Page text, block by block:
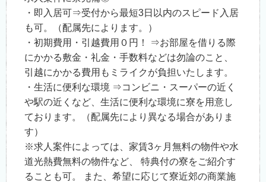
・即入居可⇒受付から最短3日以内のスピード入居
も可。（配属先によります。）
・初期費用・引越費用０円！ ⇒お部屋を借りる際
にかかる敷金・礼金・手数料などは勿論のこと、
引越にかかる費用もミライクが負担いたします。
・生活に便利な環境 ⇒コンビニ・スーパーの近く
や駅の近くなど、生活に便利な環境に寮を用意し
ております。（配属先により異なる場合がありま
す）
※求人案件によっては、家賃3ヶ月無料の物件や水
道光熱費無料の物件など、 特典付の寮をご紹介す
ることも可。 また、希望に応じて寮近郊の商業施